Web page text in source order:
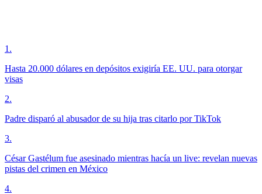
1 .
Hasta 20.000 dólares en depósitos exigiría EE. UU. para otorgar
visas
2.
Padre disparó al abusador de su hija tras citarlo por TikTok
3.
César Gastélum fue asesinado mientras hacía un live: revelan nuevas
pistas del crimen en México
4.